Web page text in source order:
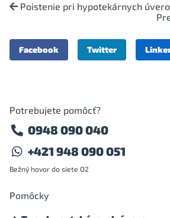
Poistenie pri hypotekárnych
Facebook Twitter
Potrebujete pomôcť?
0948 090 040
+421 948 090 051
Bežný hovor do siete O2
Pomôcky